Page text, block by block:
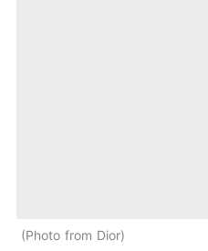
Photo from Dior